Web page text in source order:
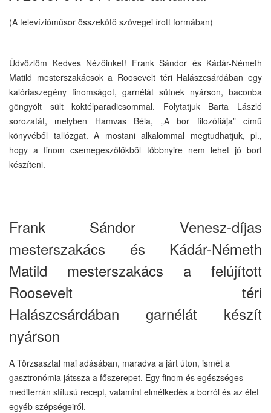
(A televízióműsor összekötő szövegei írott formában)
Üdvözlöm Kedves Nézőinket! Frank Sándor és Kádár-Németh
Matild mesterszakácsok a Roosevelt téri Halászcsárdában egy
kalóriaszegény finomságot, garnélát sütnek nyárson, baconba
göngyölt sült koktélparadicsommal. Folytatjuk Barta László
sorozatát, melyben Hamvas Béla, „A bor filozófiája” című
könyvéből tallózgat. A mostani alkalommal megtudhatjuk, pl.,
hogy a finom csemegeszőlőkből többnyire nem lehet jó bort
készíteni.
Frank Sándor Venesz-díjas
mesterszakács és Kádár-Németh
Matild mesterszakács a felújított
Roosevelt téri
Halászcsárdában garnélát készít
nyárson
A Törzsasztal mai adásában, maradva a járt úton, ismét a
gasztronómia játssza a főszerepet. Egy finom és egészséges
mediterrán stílusú recept, valamint elmélkedés a borról és az élet
egyéb szépségeiről.